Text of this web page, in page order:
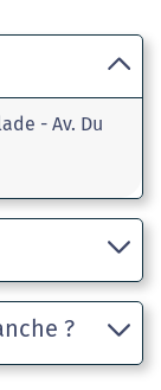
- Av. Du
?